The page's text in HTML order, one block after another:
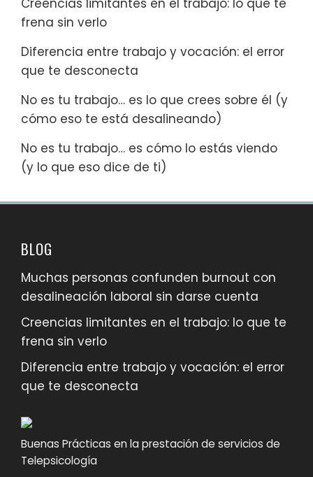
frena sin verlo
Diferencia entre trabajo y vocación: el error
que te desconecta
No es tu trabajo… es lo que crees sobre él (y
cómo eso te está desalineando)
No es tu trabajo… es cómo lo estás viendo
(y lo que eso dice de ti)
BLOG
Muchas personas confunden burnout con
desalineación laboral sin darse cuenta
Creencias limitantes en el trabajo: lo que te
frena sin verlo
Diferencia entre trabajo y vocación: el error
que te desconecta
Buenas Prácticas en la prestación de servicios de
Telepsicología